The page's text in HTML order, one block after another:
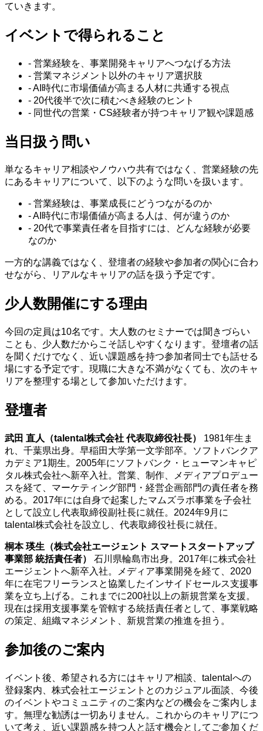
ていきます。
イベントで得られること
- 営業経験を、事業開発キャリアへつなげる方法
- 営業マネジメント以外のキャリア選択肢
-AI時代に市場価値が高まる人材に共通する視点
- 20代後半で次に積むべき経験のヒント
- 同世代の営業・CS経験者が持つキャリア観や課題感
当日扱う問い
単なるキャリア相談やノウハウ共有ではなく、営業経験の先
にあるキャリアについて、以下のような問いを扱います。
- 営業経験は、事業成長にどうつながるのか
-AI時代に市場価値が高まる人は、何が違うのか
- 20代で事業責任者を目指すには、どんな経験が必要
なのか
一方的な講義ではなく、登壇者の経験や参加者の関心に合わ
せながら、リアルなキャリアの話を扱う予定です。
少人数開催にする理由
今回の定員は10名です。大人数のセミナーでは聞きづらい
ことも、少人数だからこそ話しやすくなります。登壇者の話
を聞くだけでなく、近い課題感を持つ参加者同士でも話せる
場にする予定です。現職に大きな不満がなくても、次のキャ
リアを整理する場として参加いただけます。
登壇者
武田 直人（talental株式会社 代表取締役社長）
1981年生ま
れ、千葉県出身。早稲田大学第一文学部卒。ソフトバンクア
カデミア1期生。2005年にソフトバンク・ヒューマンキャピ
タル株式会社へ新卒入社。営業、制作、メディアプロデュー
スを経て、マーケティング部門・経営企画部門の責任者を務
める。2017年には自身で起案したマムズラボ事業を子会社
として設立し代表取締役副社長に就任。2024年9月に
talental株式会社を設立し、代表取締役社長に就任。
桐本 瑛生（株式会社エージェント スマートスタートアップ
事業部 統括責任者）
石川県輪島市出身。2017年に株式会社
エージェントへ新卒入社。メディア事業開発を経て、2020
年に在宅フリーランスと協業したインサイドセールス支援事
業を立ち上げる。これまでに200社以上の新規営業を支援。
現在は採用支援事業を管轄する統括責任者として、事業戦略
の策定、組織マネジメント、新規営業の推進を担う。
参加後のご案内
イベント後、希望される方にはキャリア相談、talentalへの
登録案内、株式会社エージェントとのカジュアル面談、今後
のイベントやコミュニティのご案内などの機会をご案内しま
す。無理な勧誘は一切ありません。これからのキャリアにつ
いて考え、近い課題感を持つ人と話す機会としてご参加くだ